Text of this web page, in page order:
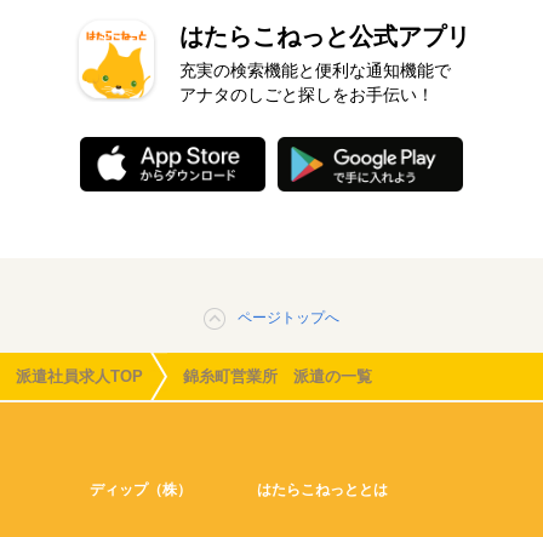
はたらこねっと公式アプリ
充実の検索機能と便利な通知機能で
アナタのしごと探しをお手伝い！
ページトップへ
派遣社員求人TOP 錦糸町営業所 派遣の一覧
ディップ（株） はたらこねっととは